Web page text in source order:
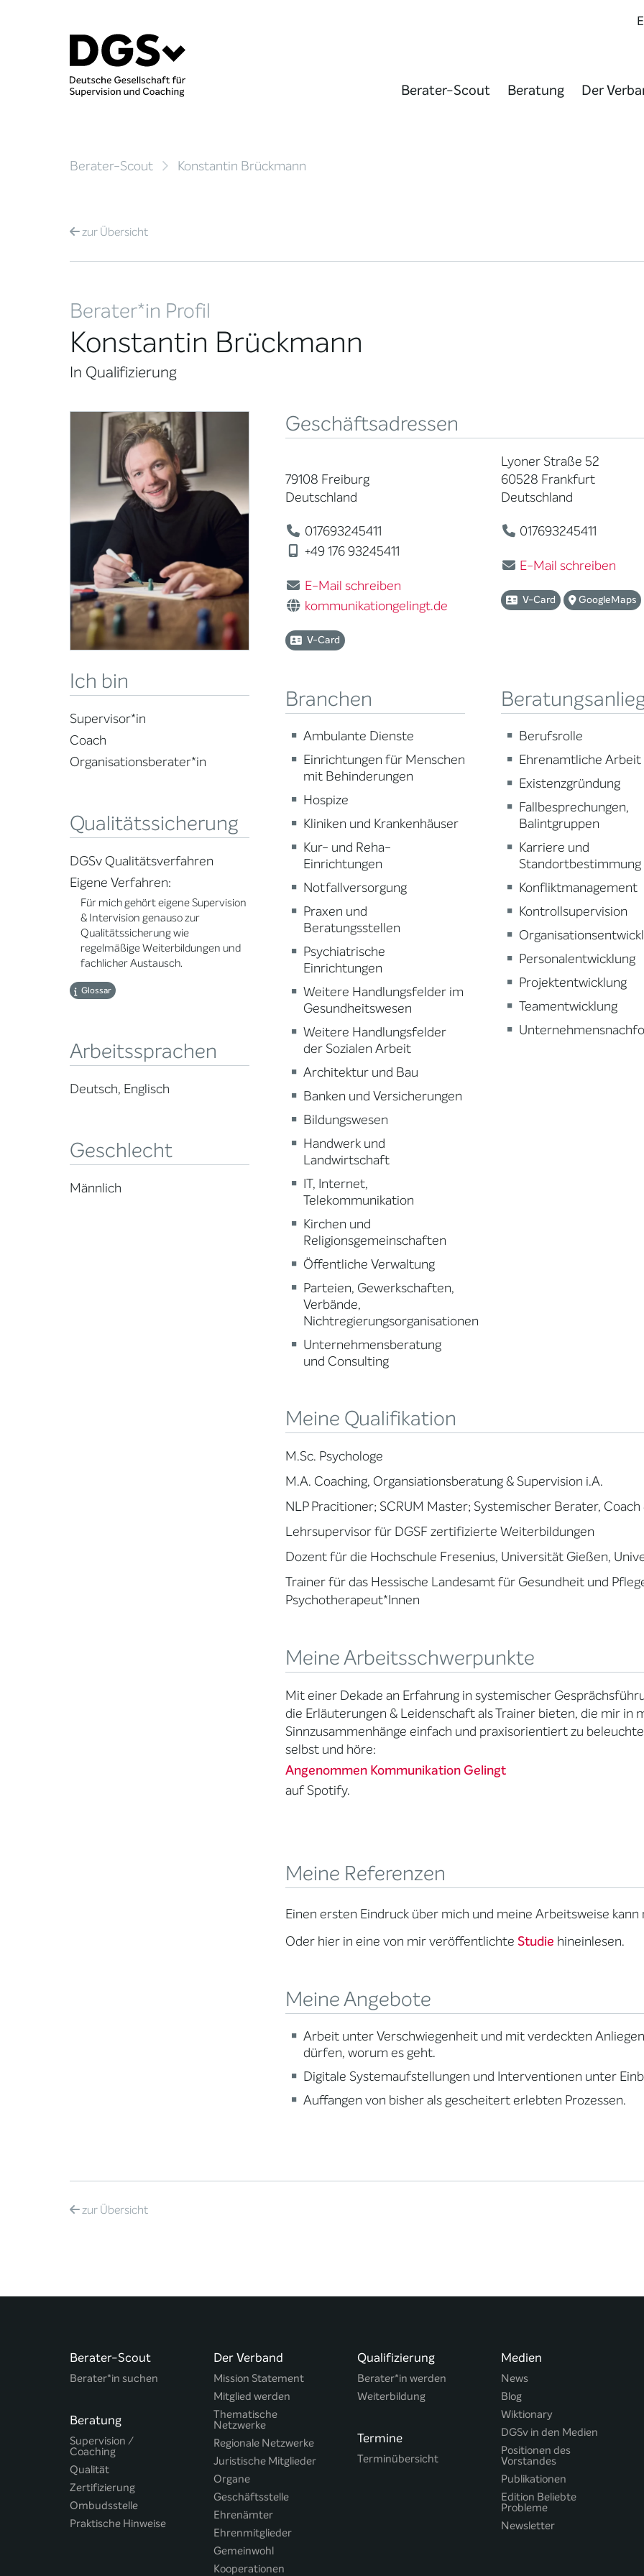
Berater-Scout Beratung Der
Berater-Scout Konstantin Brückmann
zurÜbersicht
Berater*in Profil
Konstantin Brückmann
In Qualifizierung
Ich bin
Supervisor*in
Coach
Organisationsberater*in
Qualitätssicherung
DGSv Qualitätsverfahren
Eigene Verfahren:
Für mich gehört eigene Supervision
& Intervision genauso zur
Qualitätssicherung wie
regelmäßige Weiterbildungen und
fachlicher Austausch.
Glossar
Arbeitssprachen
Deutsch, Englisch
Geschlecht
Männlich
Geschäftsadressen
79108 Freiburg
Deutschland
017693245411
+49 176 93245411
E-Mail schreiben
kommunikationgelingt.de
V-Card
Lyoner Straße 52
60528 Frankfurt
Deutschland
017693245411
E-Mail schreiben
V-Card GoogleMaps
Branchen
Ambulante Dienste
Einrichtungen für Menschen
mit Behinderungen
Hospize
Kliniken und Krankenhäuser
Kur- und Reha-
Einrichtungen
Notfallversorgung
Praxen und
Beratungsstellen
Psychiatrische
Einrichtungen
Weitere Handlungsfelder im
Gesundheitswesen
Weitere Handlungsfelder
der Sozialen Arbeit
Architektur und Bau
Banken und Versicherungen
Bildungswesen
Handwerk und
Landwirtschaft
IT, Internet,
Telekommunikation
Kirchen und
Religionsgemeinschaften
Öffentliche Verwaltung
Parteien, Gewerkschaften,
Verbände,
Nichtregierungsorganisationen
Unternehmensberatung
und Consulting
Berufsrolle
Ehrenamtliche Arbeit
Existenzgründung
Fallbesprechungen,
Balintgruppen
Karriere und
Standortbestimmung
Konfliktmanagement
Kontrollsupervision
Personalentwicklung
Projektentwicklung
Teamentwicklung
Meine Qualifikation
M.Sc. Psychologe
M.A. Coaching, Organsiationsberatung & Supervision i.A.
NLP Pracitioner; SCRUM Master; Systemischer Berater,
Lehrsupervisor für DGSF zertifizierte Weiterbildungen
Dozent für die Hochschule Fresenius, Universität Gießen,
Trainer für das Hessische Landesamt für Gesundheit und
Psychotherapeut*Innen
Meine Arbeitsschwerpunkte
Mit einer Dekade an Erfahrung in systemischer
die Erläuterungen & Leidenschaft als Trainer bieten, die mir in
Sinnzusammenhänge einfach und praxisorientiert zu
selbst und höre:
Angenommen Kommunikation Gelingt
auf Spotify.
Meine Referenzen
Einen ersten Eindruck über mich und meine Arbeitsweise
Oder hier in eine von mir veröffentlichte Studie hineinlesen.
Meine Angebote
Arbeit unter Verschwiegenheit und mit verdeckten
dürfen, worum es geht.
Digitale Systemaufstellungen und Interventionen unter
Auffangen von bisher als gescheitert erlebten Prozessen.
zurÜbersicht
Berater-Scout
Berater*in suchen
Beratung
Supervision /
Coaching
Qualität
Zertifizierung
Ombudsstelle
Praktische Hinweise
Der Verband
Mission Statement
Mitglied werden
Thematische
Netzwerke
Regionale Netzwerke
Juristische Mitglieder
Organe
Geschäftsstelle
Ehrenämter
Ehrenmitglieder
Gemeinwohl
Kooperationen
Qualifizierung
Berater*in werden
Weiterbildung
Termine
Terminübersicht
Medien
News
Blog
Wiktionary
DGSv in den Medien
Positionen des
Vorstandes
Publikationen
Edition Beliebte
Probleme
Newsletter